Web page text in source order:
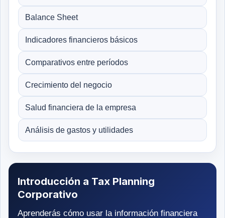
Balance Sheet
Indicadores financieros básicos
Comparativos entre períodos
Crecimiento del negocio
Salud financiera de la empresa
Análisis de gastos y utilidades
Introducción a Tax Planning
Corporativo
Aprenderás cómo usar la información financiera